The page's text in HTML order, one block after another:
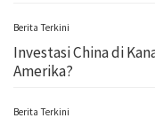
Berita Terkini
Investasi China di
Amerika?
Berita Terkini